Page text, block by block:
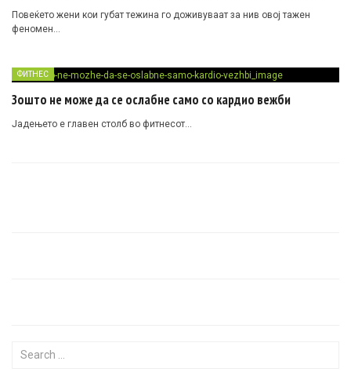
Повеќето жени кои губат тежина го доживуваат за нив овој тажен
феномен…
ФИТНЕС
Зошто не може да се ослабне само со кардио вежби
Јадењето е главен столб во фитнесот…
Search for: